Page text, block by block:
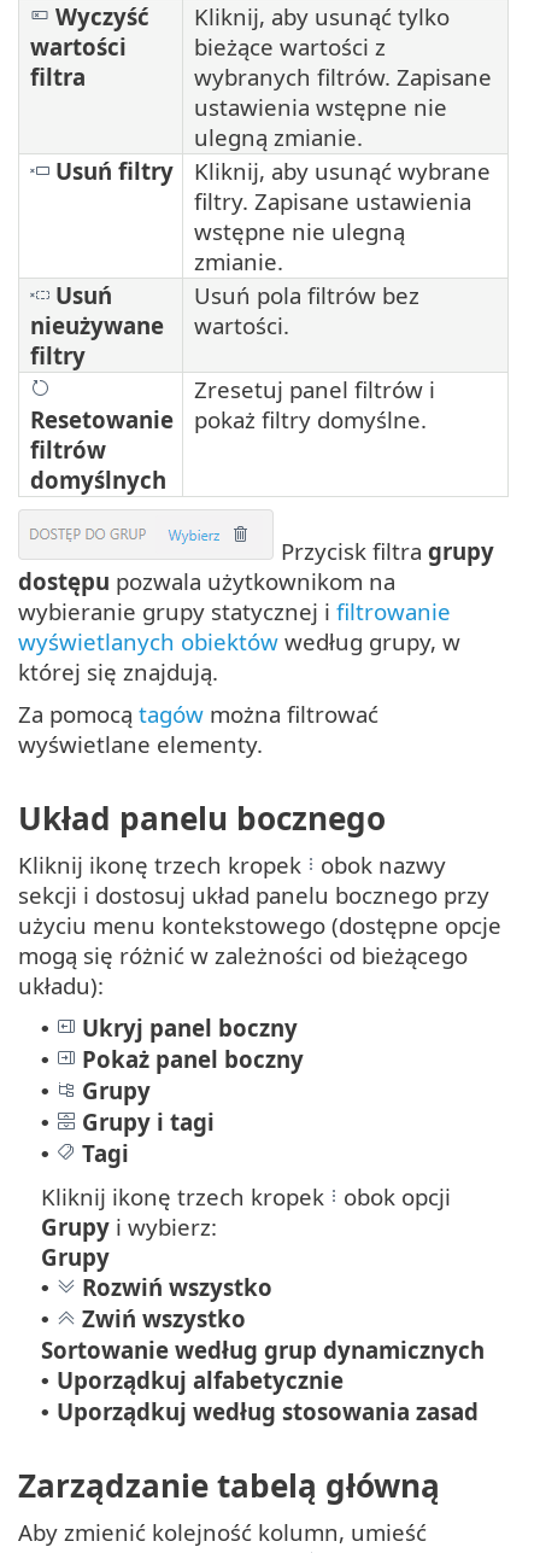
Wyczyść
wartości
filtra
Kliknij, aby usunąć tylko
bieżące wartości z
wybranych filtrów. Zapisane
ustawienia wstępne nie
ulegną zmianie.
Usuń filtry
Kliknij, aby usunąć wybrane
filtry. Zapisane ustawienia
wstępne nie ulegną
zmianie.
Usuń
nieużywane
filtry
Usuń pola filtrów bez
wartości.
Resetowanie
filtrów
domyślnych
Zresetuj panel filtrów i
pokaż filtry domyślne.
Przycisk filtra grupy
dostępu pozwala użytkownikom na
wybieranie grupy statycznej i filtrowanie
wyświetlanych obiektów według grupy, w
której się znajdują.
Za pomocą tagów można filtrować
wyświetlane elementy.
Układ panelu bocznego
Kliknij ikonę trzech kropek
obok nazwy
sekcji i dostosuj układ panelu bocznego przy
użyciu menu kontekstowego (dostępne opcje
mogą się różnić w zależności od bieżącego
układu):
• Ukryj panel boczny
• Pokaż panel boczny
• Grupy
• Grupy i tagi
•
Tagi
Kliknij ikonę trzech kropek
obok opcji
Grupy i wybierz:
Grupy
• Rozwiń wszystko
•
Zwiń wszystko
Sortowanie według grup dynamicznych
• Uporządkuj alfabetycznie
• Uporządkuj według stosowania zasad
Zarządzanie tabelą główną
Aby zmienić kolejność kolumn, umieść